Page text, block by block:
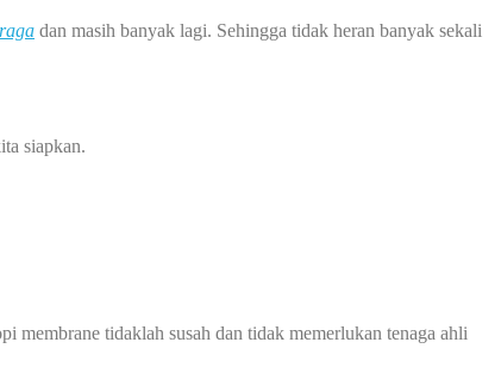
dan masih banyak lagi. Sehingga tidak heran banyak sekali
siapkan.
membrane tidaklah susah dan tidak memerlukan tenaga ahli